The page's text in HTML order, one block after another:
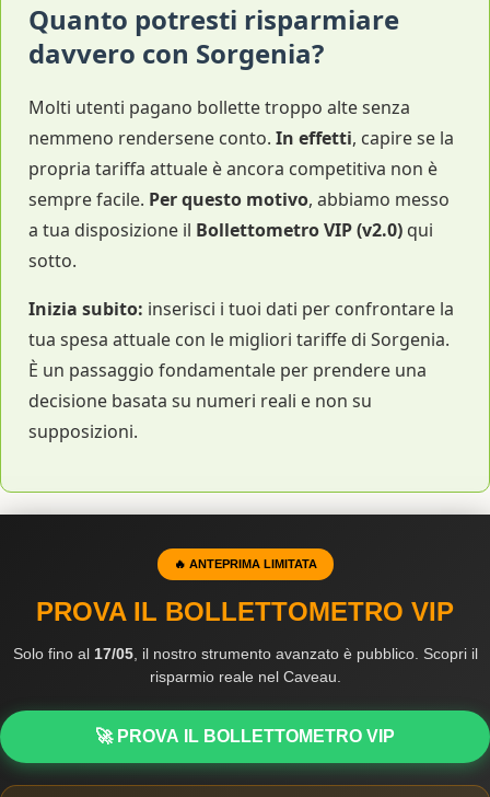
Quanto potresti risparmiare
davvero con Sorgenia?
Molti utenti pagano bollette troppo alte senza
nemmeno rendersene conto. In effetti, capire se la
propria tariffa attuale è ancora competitiva non è
sempre facile. Per questo motivo, abbiamo messo
a tua disposizione il Bollettometro VIP (v2.0) qui
sotto.
Inizia subito: inserisci i tuoi dati per confrontare la
tua spesa attuale con le migliori tariffe di Sorgenia.
È un passaggio fondamentale per prendere una
decisione basata su numeri reali e non su
supposizioni.
🔥 ANTEPRIMA LIMITATA
PROVA IL BOLLETTOMETRO VIP
Solo fino al 17/05, il nostro strumento avanzato è pubblico. Scopri il
risparmio reale nel Caveau.
🚀 PROVA IL BOLLETTOMETRO VIP